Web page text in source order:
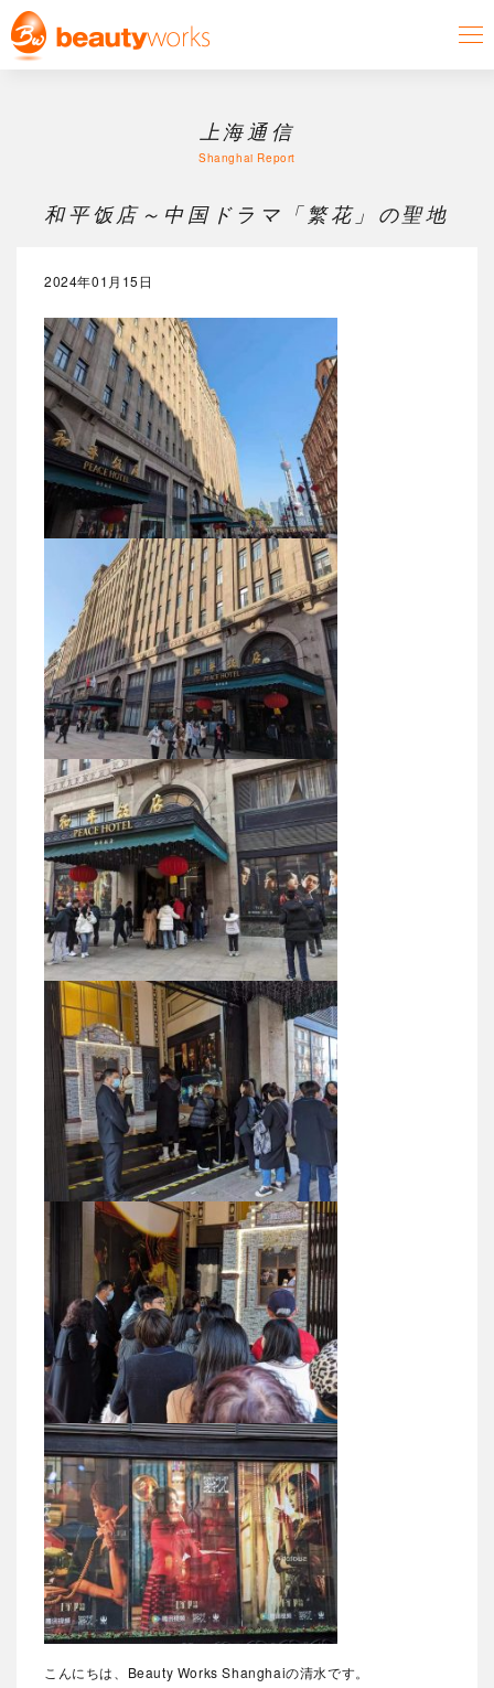
上海通信
Shanghai Report
和平饭店～中国ドラマ「繁花」の聖地
2024年01月15日
こんにちは、Beauty Works Shanghaiの清水です。